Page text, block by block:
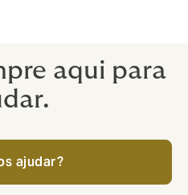
aqui para
ajudar?